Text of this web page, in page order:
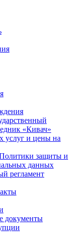
«Кивач»
услуг и цены на
защиты и
данных
регламент
документы